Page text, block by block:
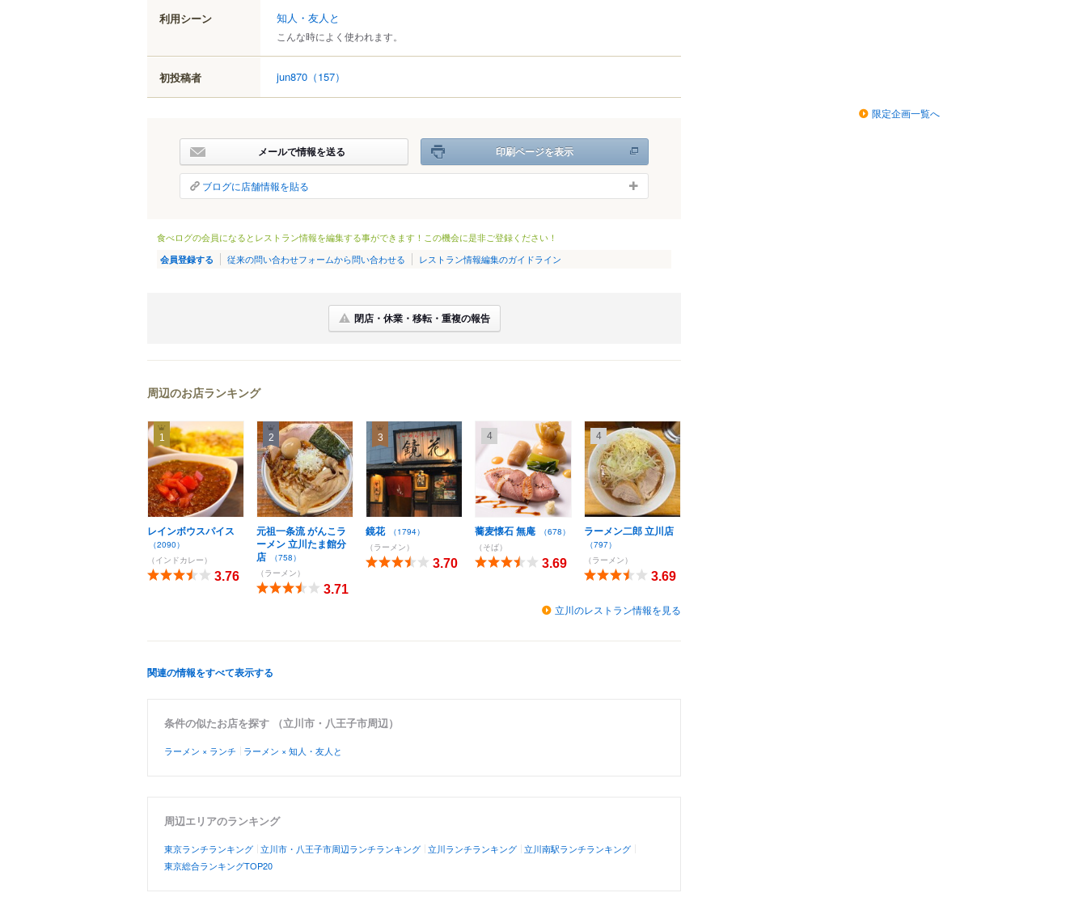
利用シーン 知人・友人と
こんな時によく使われます。
初投稿者 jun870 （157）
メールで情報を送る 印刷ページを表示
ブログに店舗情報を貼る
食べログの会員になるとレストラン情報を編集する事ができます！この機会に是非ご登録ください！
会員登録する 従来の問い合わせフォームから問い合わせる レストラン情報編集のガイドライン
閉店・休業・移転・重複の報告
周辺のお店ランキング
1
レインボウスパイス
（2090）
（インドカレー）
3.76
2
元祖一条流 がんこラ
ーメン 立川たま館分
店
（758）
（ラーメン）
3.71
3
鏡花
（1794）
（ラーメン）
3.70
4
蕎麦懐石 無庵
（678）
（そば）
3.69
4
ラーメン二郎 立川店
（797）
（ラーメン）
3.69
立川のレストラン情報を見る
関連の情報をすべて表示する
条件の似たお店を探す （立川市・八王子市周辺）
ラーメン × ランチ ラーメン × 知人・友人と
周辺エリアのランキング
東京ランチランキング 立川市・八王子市周辺ランチランキング 立川ランチランキング 立川南駅ランチランキング
東京総合ランキングTOP20
限定企画一覧へ